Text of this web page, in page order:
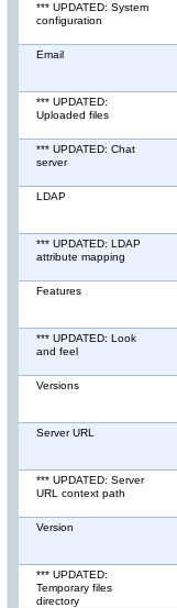
*** UPDATED: System
configuration
Email
*** UPDATED:
Uploaded files
*** UPDATED: Chat
server
LDAP
*** UPDATED: LDAP
attribute mapping
Features
*** UPDATED: Look
and feel
Versions
Server URL
*** UPDATED: Server
URL context path
Version
*** UPDATED:
Temporary files
directory